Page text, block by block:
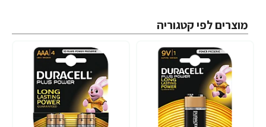
מוצרים לפי קטגוריה